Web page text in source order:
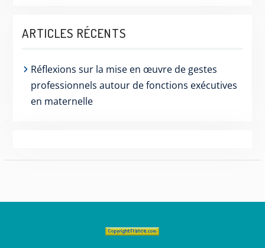
ARTICLES RÉCENTS
Réflexions sur la mise en œuvre de gestes
professionnels autour de fonctions exécutives
en maternelle